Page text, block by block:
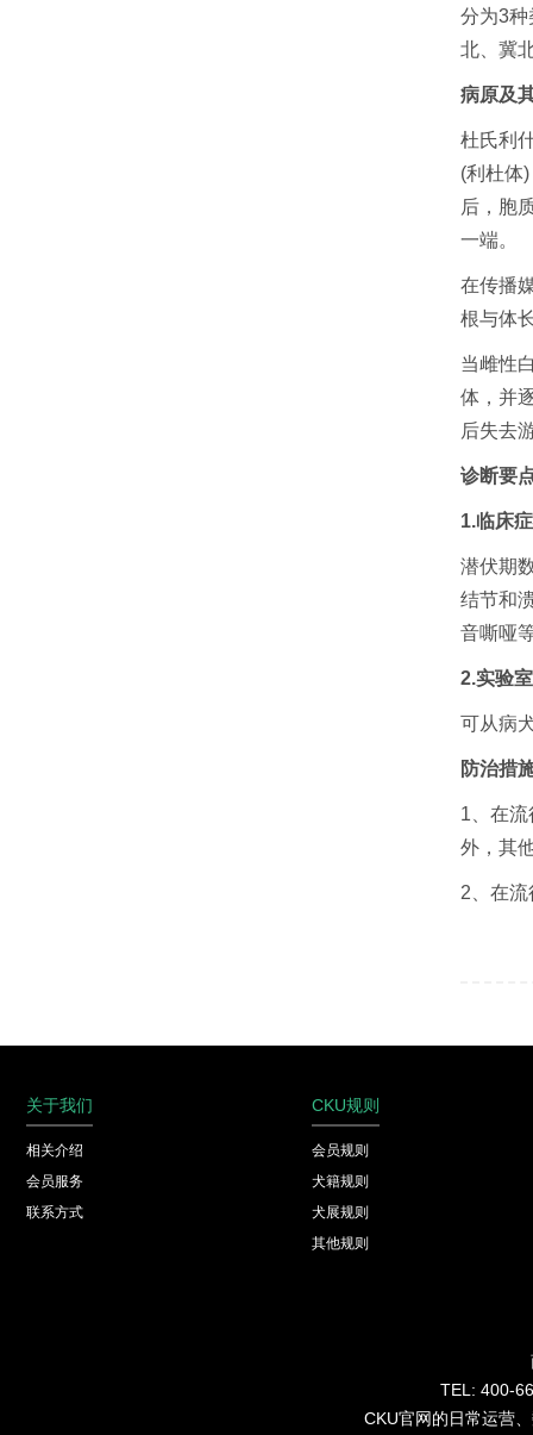
分为3种
北、冀
病原及
杜氏利
(利杜体
后，胞
一端。
在传播
根与体
当雌性
体，并
后失去
诊断要
1.临床
潜伏期
结节和
音嘶哑
2.实验
可从病
防治措
1、在
外，其
2、在
关于我们
相关介绍
会员服务
联系方式
CKU规则
会员规则
犬籍规则
犬展规则
其他规则
TEL: 400-
CKU官网的日常运营